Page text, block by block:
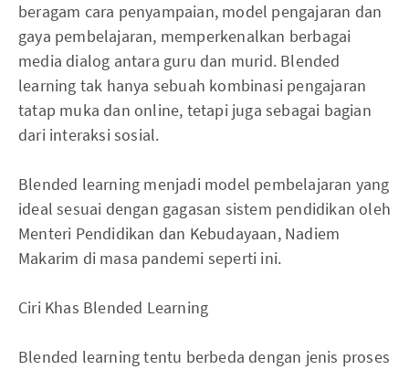
beragam cara penyampaian, model pengajaran dan
gaya pembelajaran, memperkenalkan berbagai
media dialog antara guru dan murid. Blended
learning tak hanya sebuah kombinasi pengajaran
tatap muka dan online, tetapi juga sebagai bagian
dari interaksi sosial.
Blended learning menjadi model pembelajaran yang
ideal sesuai dengan gagasan sistem pendidikan oleh
Menteri Pendidikan dan Kebudayaan, Nadiem
Makarim di masa pandemi seperti ini.
Ciri Khas Blended Learning
Blended learning tentu berbeda dengan jenis proses